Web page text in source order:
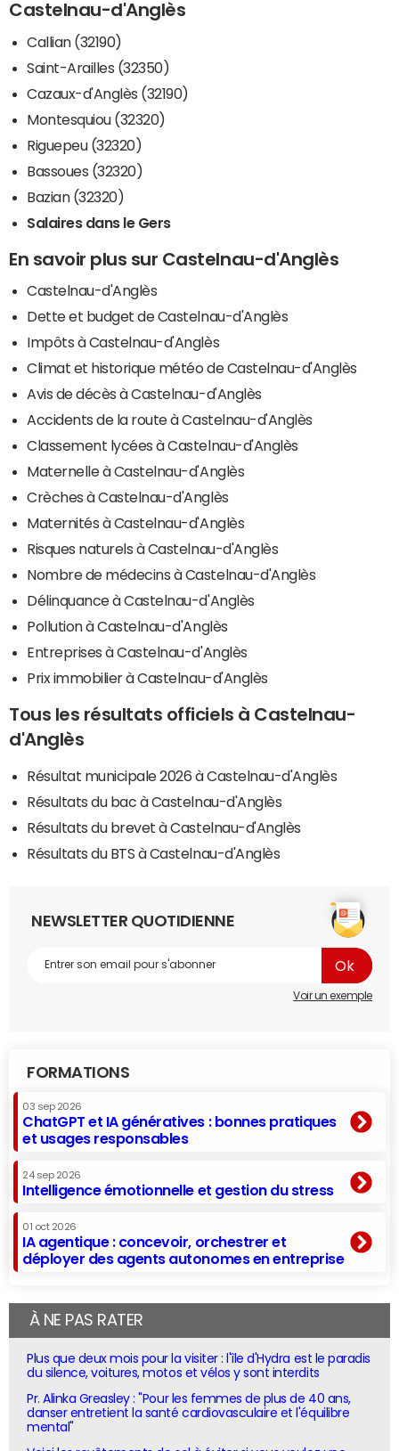
Castelnau-d'Anglès
Callian (32190)
Saint-Arailles (32350)
Cazaux-d'Anglès (32190)
Montesquiou (32320)
Riguepeu (32320)
Bassoues (32320)
Bazian (32320)
Salaires dans le Gers
En savoir plus sur Castelnau-d'Anglès
Castelnau-d'Anglès
Dette et budget de Castelnau-d'Anglès
Impôts à Castelnau-d'Anglès
Climat et historique météo de Castelnau-d'Anglès
Avis de décès à Castelnau-d'Anglès
Accidents de la route à Castelnau-d'Anglès
Classement lycées à Castelnau-d'Anglès
Maternelle à Castelnau-d'Anglès
Crèches à Castelnau-d'Anglès
Maternités à Castelnau-d'Anglès
Risques naturels à Castelnau-d'Anglès
Nombre de médecins à Castelnau-d'Anglès
Délinquance à Castelnau-d'Anglès
Pollution à Castelnau-d'Anglès
Entreprises à Castelnau-d'Anglès
Prix immobilier à Castelnau-d'Anglès
Tous les résultats officiels à Castelnau-
d'Anglès
Résultat municipale 2026 à Castelnau-d'Anglès
Résultats du bac à Castelnau-d'Anglès
Résultats du brevet à Castelnau-d'Anglès
Résultats du BTS à Castelnau-d'Anglès
NEWSLETTER QUOTIDIENNE
Voir un exemple
FORMATIONS
03 sep 2026
ChatGPT et IA génératives : bonnes pratiques
et usages responsables
24 sep 2026
Intelligence émotionnelle et gestion du stress
01 oct 2026
IA agentique : concevoir, orchestrer et
déployer des agents autonomes en entreprise
À NE PAS RATER
Plus que deux mois pour la visiter : l'île d'Hydra est le paradis
du silence, voitures, motos et vélos y sont interdits
Pr. Alinka Greasley : "Pour les femmes de plus de 40 ans,
danser entretient la santé cardiovasculaire et l'équilibre
mental"